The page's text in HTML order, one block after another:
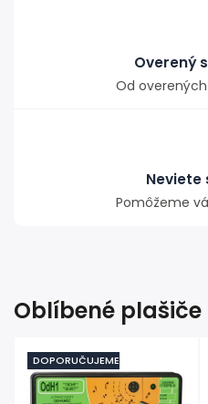
Overený
Od
Neviete
Pomôžeme
Oblíbené plašiče
DOPORUČUJEME